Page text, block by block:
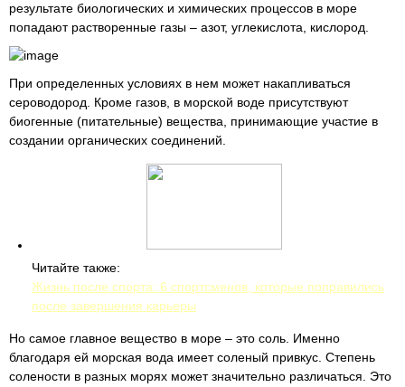
результате биологических и химических процессов в море
попадают растворенные газы – азот, углекислота, кислород.
При определенных условиях в нем может накапливаться
сероводород. Кроме газов, в морской воде присутствуют
биогенные (питательные) вещества, принимающие участие в
создании органических соединений.
Читайте также:
Жизнь после спорта: 6 спортсменов, которые поправились
после завершения карьеры
Но самое главное вещество в море – это соль. Именно
благодаря ей морская вода имеет соленый привкус. Степень
солености в разных морях может значительно различаться. Это